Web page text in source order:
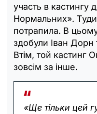
участь в кастингу
Нормальних».
потрапила. В
здобули Іван
Втім, той кастинг
зовсім за інше.
«Ще тільки цей